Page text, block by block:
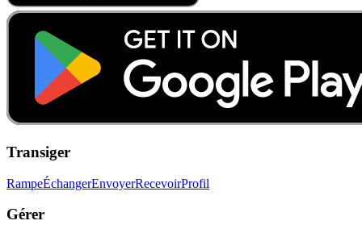
Transiger
RampeÉchangerEnvoyerRecevoirProfil
Gérer